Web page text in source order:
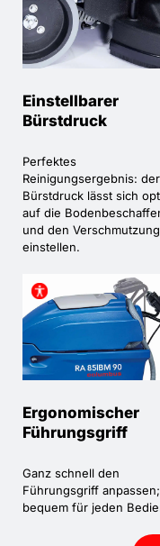
Einstellbarer
Bürstdruck
Perfektes
Reinigungsergebnis: der
Bürstdruck lässt sich
auf die
und den
einstellen.
Ergonomischer
Führungsgriff
Ganz schnell den
Führungsgriff anpassen;
bequem für jeden